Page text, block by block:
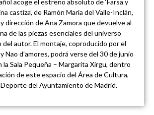
acoge el estreno absoluto de ‘Farsa y
castiza’, de Ramón María del Valle-Inclán,
dirección de Ana Zamora que devuelve al
de las piezas esenciales del universo
autor. El montaje, coproducido por el
Nao d’amores, podrá verse del 30 de junio
la Sala Pequeña – Margarita Xirgu, dentro
de este espacio del Área de Cultura,
del Ayuntamiento de Madrid.